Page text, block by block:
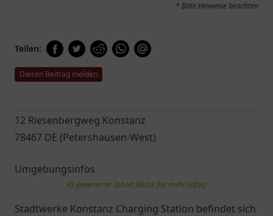
* Bitte Hinweise beachten
Teilen:
Diesen Beitrag melden
12 Riesenbergweg Konstanz
78467 DE (Petershausen-West)
Umgebungsinfos
KI generierter Inhalt (klicke für mehr Infos)
Stadtwerke Konstanz Charging Station befindet sich